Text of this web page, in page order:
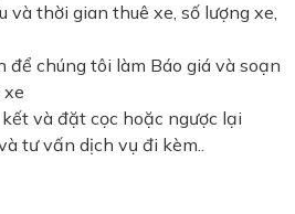
và thời gian thuê xe, số lượng xe,
chúng tôi làm Báo giá và soạn
xe
và đặt cọc hoặc ngược lại
tư vấn dịch vụ đi kèm..